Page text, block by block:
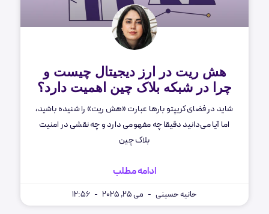
هش ریت در ارز دیجیتال چیست و
چرا در شبکه بلاک چین اهمیت دارد؟
شاید در فضای کریپتو بارها عبارت «هش ریت» را شنیده باشید،
اما آیا می‌دانید دقیقا چه مفهومی دارد و چه نقشی در امنیت
بلاک چین
ادامه مطلب
حانیه حسینی می 25, 2025